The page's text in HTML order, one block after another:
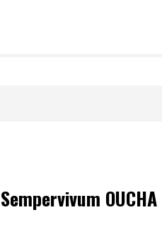
Sempervivum OUCHA